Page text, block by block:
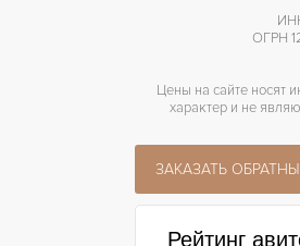
ОГРН
Цены на сайте носят
характер и не
ЗАКАЗАТЬ
Рейтинг